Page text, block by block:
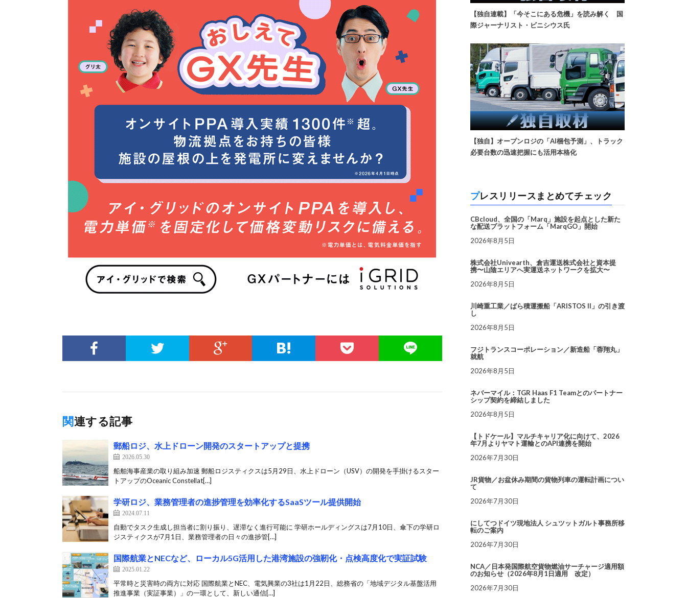
関連する記事
郵船ロジ、水上ドローン開発のスタートアップと提携
2026.05.30
船舶海事産業の取り組み加速 郵船ロジスティクスは5月29日、水上ドローン（USV）の開発を手掛けるスター
トアップのOceanic Constellat[…]
学研ロジ、業務管理者の進捗管理を効率化するSaaSツール提供開始
2024.07.11
自動でタスク生成し担当者に割り振り、遅滞なく進行可能に 学研ホールディングスは7月10日、傘下の学研ロ
ジスティクスが7月1日、業務管理者の日々の進捗管[…]
国際航業とNECなど、ローカル5G活用した港湾施設の強靭化・点検高度化で実証試験
2025.01.22
平常時と災害時の両方に対応 国際航業とNEC、電気興業の3社は1月22日、総務省の「地域デジタル基盤活用
推進事業（実証事業）」の一環として、新しい通信[…]
【独自連載】「今そこにある危機」を読み解く 国
際ジャーナリスト・ビニシウス氏
【独自】オープンロジの「AI梱包予測」、トラック
必要台数の迅速把握にも活用本格化
プレスリリースまとめてチェック
CBcloud、全国の「Marq」施設を起点とした新た
な配送プラットフォーム「MarqGO」開始
2026年8月5日
株式会社Univearth、倉吉運送株式会社と資本提
携〜山陰エリアへ実運送ネットワークを拡大〜
2026年8月5日
川崎重工業／ばら積運搬船「ARISTOS II」の引き渡
し
2026年8月5日
フジトランスコーポレーション／新造船「蓉翔丸」
就航
2026年8月5日
ネバーマイル：TGR Haas F1 Teamとのパートナー
シップ契約を締結しました
2026年8月5日
【トドケール】マルチキャリア化に向けて、2026
年7月よりヤマト運輸とのAPI連携を開始
2026年7月30日
JR貨物／お盆休み期間の貨物列車の運転計画につい
て
2026年7月30日
にしてつドイツ現地法人 シュツットガルト事務所移
転のご案内
2026年7月30日
NCA／日本発国際航空貨物燃油サーチャージ適用額
のお知らせ（2026年8月1日適用 改定）
2026年7月30日